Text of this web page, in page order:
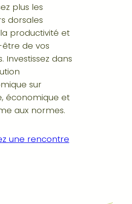
plus les
dorsales
productivité et
de vos
Investissez dans
sur
économique et
aux normes.
une rencontre